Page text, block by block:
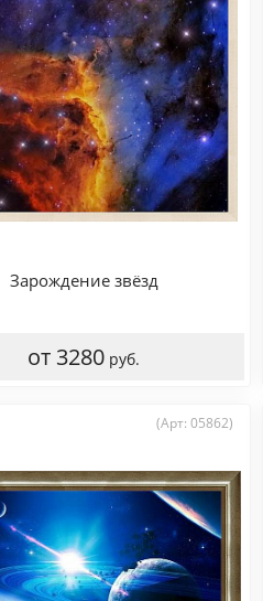
Зарождение звёзд
от 3280 руб.
(Арт: 05862)